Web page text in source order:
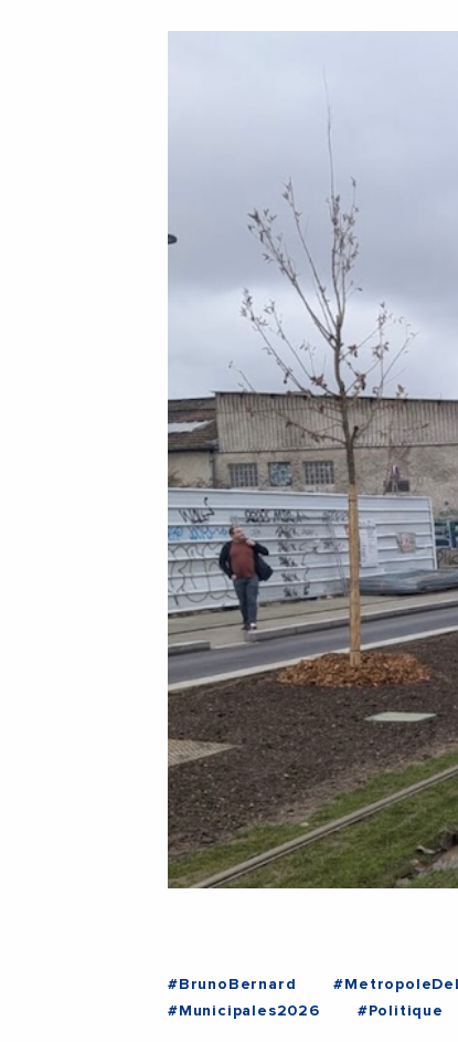
#BrunoBernard
#Municipales2026
#Politique